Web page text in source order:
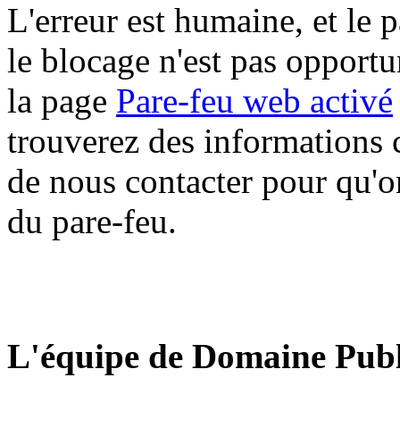
L'erreur est humaine, et le
le blocage n'est pas
la page Pare-feu web activé
trouverez des informations
de nous contacter pour
du pare-feu.
L'équipe de Domaine